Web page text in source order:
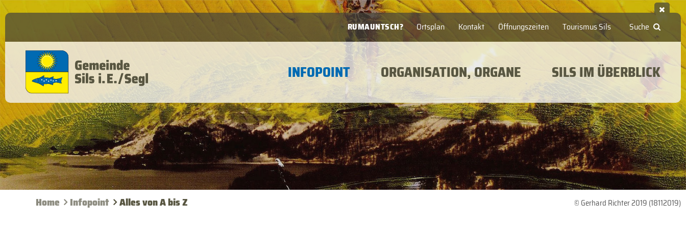
Suche
Ortsplan Kontakt Öffnungszeiten Tourismus Sils
RUMAUNTSCH?
INFOPOINT ORGANISATION, ORGANE SILS IM ÜBERBLICK
© Gerhard Richter 2019 (18112019)
Home Infopoint Alles von A bis Z